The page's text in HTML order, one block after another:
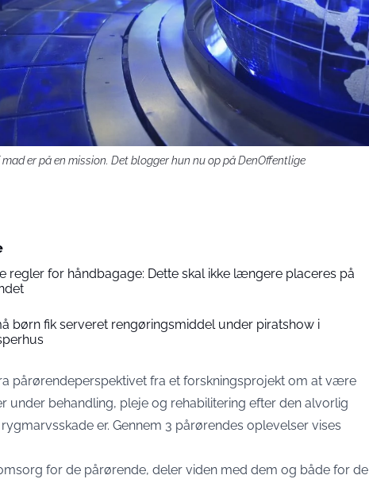
er på en mission. Det blogger hun nu op på DenOffentlige
regler for håndbagage: Dette skal ikke længere placeres på
børn fik serveret rengøringsmiddel under piratshow i
pårørendeperspektivet fra et forskningsprojekt om at være
under behandling, pleje og rehabilitering efter den alvorlig
er. Gennem 3 pårørendes oplevelser vises
for de pårørende, deler viden med dem og både for de